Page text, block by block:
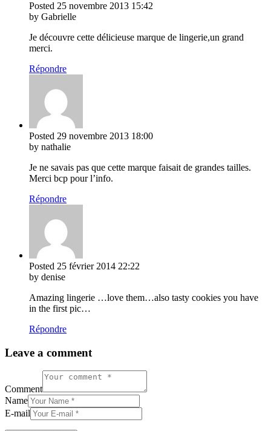
Posted 25 novembre 2013 15:42
by Gabrielle
Je découvre cette délicieuse marque de lingerie,un grand
merci.
Répondre
Posted 29 novembre 2013 18:00
by nathalie
Je ne savais pas que cette marque faisait de grandes tailles.
Merci bcp pour l’info.
Répondre
Posted 25 février 2014 22:22
by denise
Amazing lingerie …love them…also tasty cookies you have
in the first pic…
Répondre
Leave a comment
Comment
Name
E-mail